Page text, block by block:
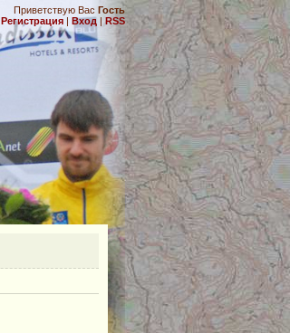
Приветствую Вас Гость
Регистрация | Вход | RSS